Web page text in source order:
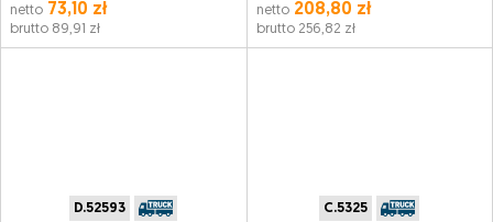
netto 73,10 zł
brutto 89,91 zł
netto208,80 zł
brutto 256,82 zł
D.52593 C.5325